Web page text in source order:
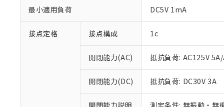
最小適用負荷 DC5V 1mA
接点定格 接点構成 1c
開閉能力(AC) 抵抗負荷: AC125V
開閉能力(DC) 抵抗負荷: DC30V 3A
開閉能力説明 測定条件: 無振動・
※1 対応状況
対応予定：EU
対応予定なし：